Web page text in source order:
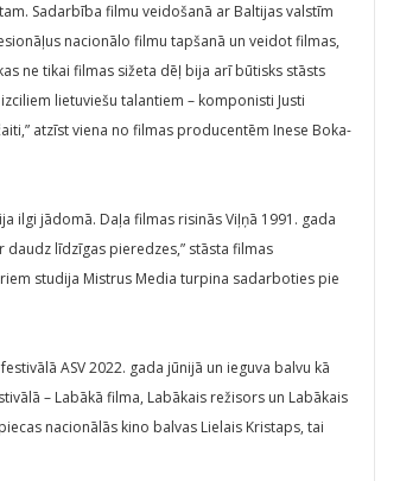
Sadarbība filmu veidošanā ar Baltijas valstīm
nacionālo filmu tapšanā un veidot filmas,
ne tikai filmas sižeta dēļ bija arī būtisks stāsts
lietuviešu talantiem – komponisti Justi
atzīst viena no filmas producentēm Inese Boka-
ilgi jādomā. Daļa filmas risinās Viļņā 1991. gada
līdzīgas pieredzes,” stāsta filmas
studija Mistrus Media turpina sadarboties pie
ASV 2022. gada jūnijā un ieguva balvu kā
– Labākā filma, Labākais režisors un Labākais
nacionālās kino balvas Lielais Kristaps, tai